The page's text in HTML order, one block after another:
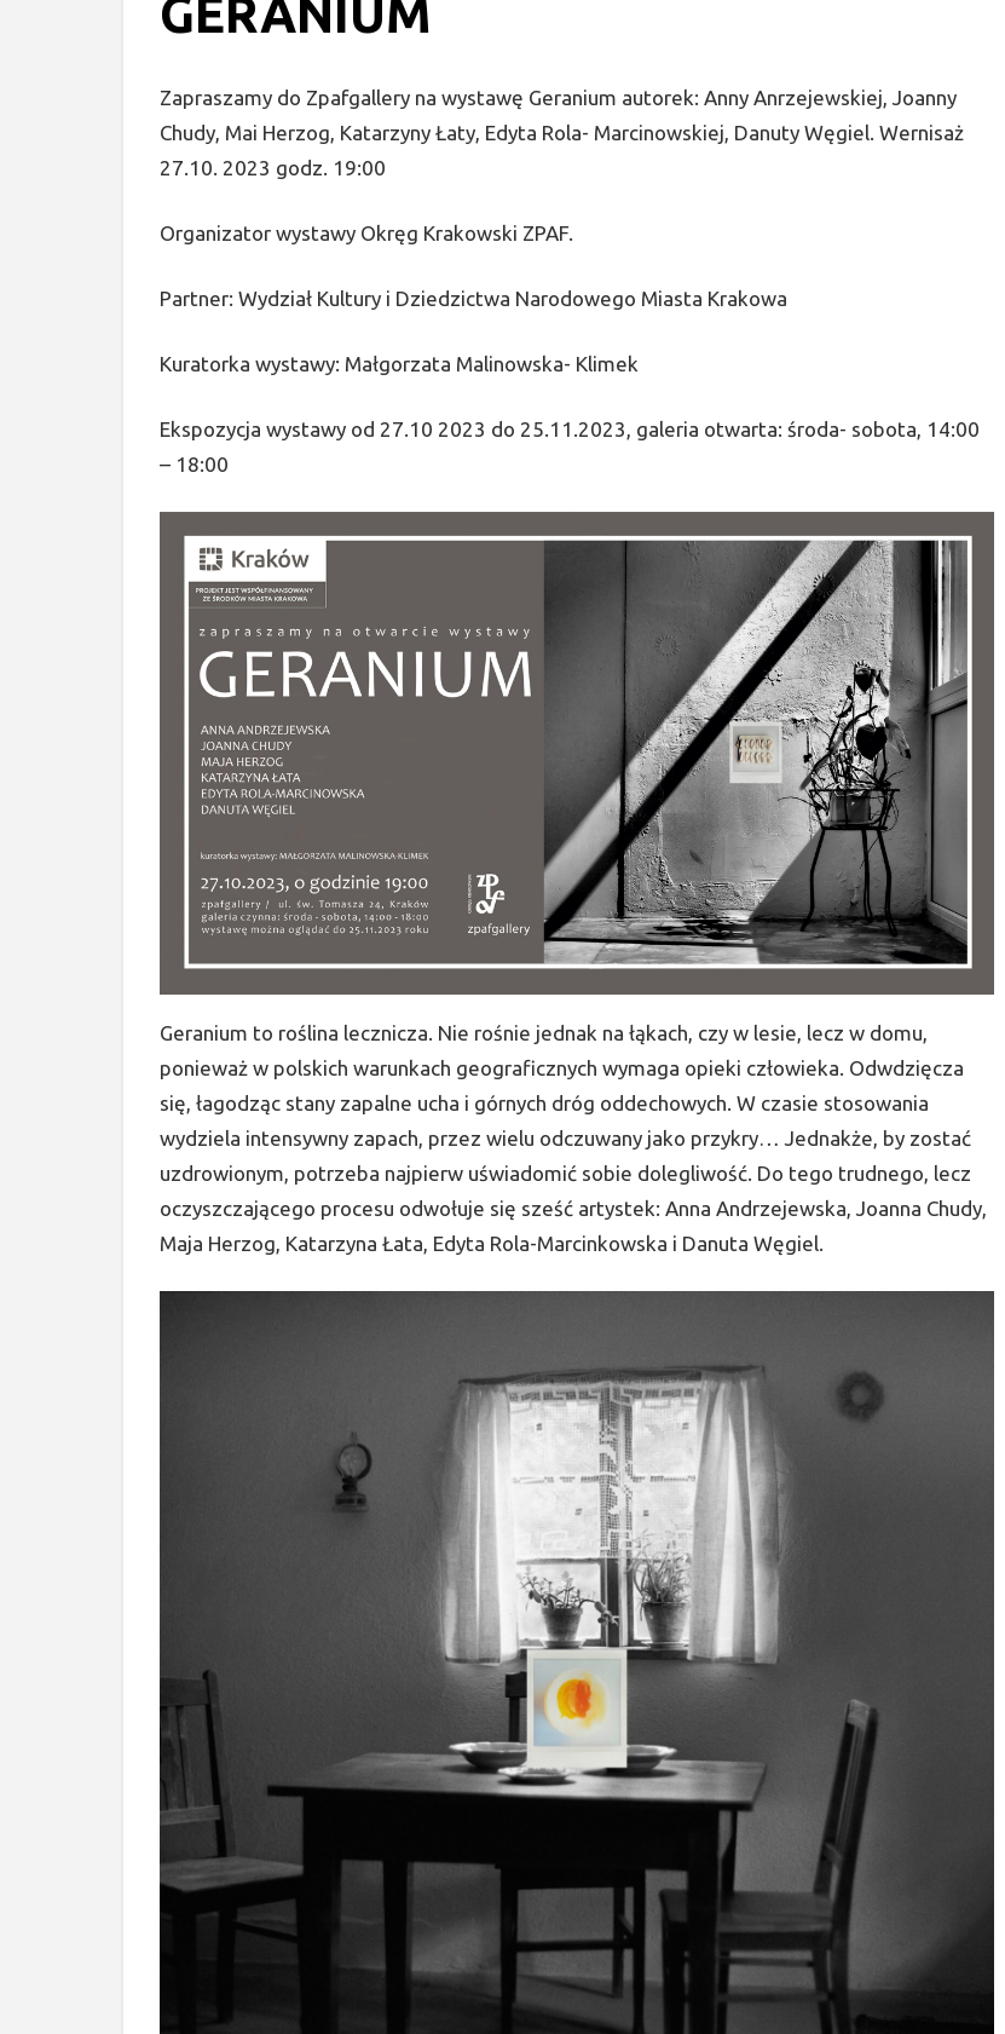
GERANIUM
Zapraszamy do Zpafgallery na wystawę Geranium autorek: Anny Anrzejewskiej, Joanny
Chudy, Mai Herzog, Katarzyny Łaty, Edyta Rola- Marcinowskiej, Danuty Węgiel. Wernisaż
27.10. 2023 godz. 19:00
Organizator wystawy Okręg Krakowski ZPAF.
Partner: Wydział Kultury i Dziedzictwa Narodowego Miasta Krakowa
Kuratorka wystawy: Małgorzata Malinowska- Klimek
Ekspozycja wystawy od 27.10 2023 do 25.11.2023, galeria otwarta: środa- sobota, 14:00
– 18:00
Geranium to roślina lecznicza. Nie rośnie jednak na łąkach, czy w lesie, lecz w domu,
ponieważ w polskich warunkach geograficznych wymaga opieki człowieka. Odwdzięcza
się, łagodząc stany zapalne ucha i górnych dróg oddechowych. W czasie stosowania
wydziela intensywny zapach, przez wielu odczuwany jako przykry… Jednakże, by zostać
uzdrowionym, potrzeba najpierw uświadomić sobie dolegliwość. Do tego trudnego, lecz
oczyszczającego procesu odwołuje się sześć artystek: Anna Andrzejewska, Joanna Chudy,
Maja Herzog, Katarzyna Łata, Edyta Rola-Marcinkowska i Danuta Węgiel.